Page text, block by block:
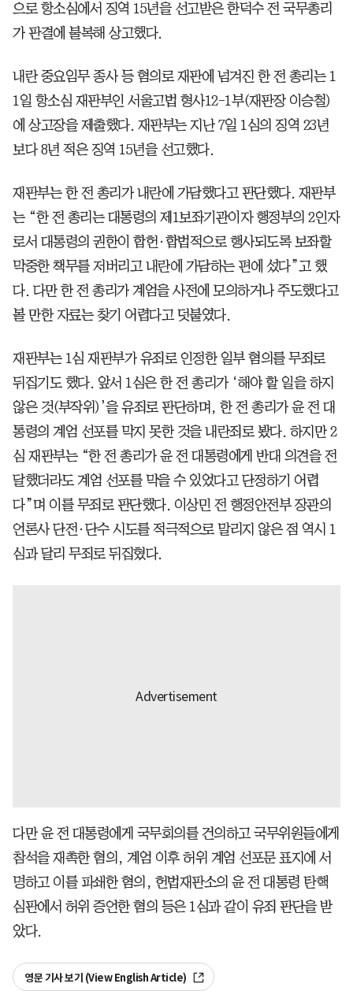
으로 항소심에서 징역 15년을 선고받은 한덕수 전 국무총리
가 판결에 불복해 상고했다.
내란 중요임무 종사 등 혐의로 재판에 넘겨진 한 전 총리는 1
1일 항소심 재판부인 서울고법 형사12-1부(재판장 이승철)
에 상고장을 제출했다. 재판부는 지난 7일 1심의 징역 23년
보다 8년 적은 징역 15년을 선고했다.
재판부는 한 전 총리가 내란에 가담했다고 판단했다. 재판부
는 “한 전 총리는 대통령의 제1보좌기관이자 행정부의 2인자
로서 대통령의 권한이 합헌·합법적으로 행사되도록 보좌할
막중한 책무를 저버리고 내란에 가담하는 편에 섰다”고 했
다. 다만 한 전 총리가 계엄을 사전에 모의하거나 주도했다고
볼 만한 자료는 찾기 어렵다고 덧붙였다.
재판부는 1심 재판부가 유죄로 인정한 일부 혐의를 무죄로
뒤집기도 했다. 앞서 1심은 한 전 총리가 ‘해야 할 일을 하지
않은 것(부작위)’을 유죄로 판단하며, 한 전 총리가 윤 전 대
통령의 계엄 선포를 막지 못한 것을 내란죄로 봤다. 하지만 2
심 재판부는 “한 전 총리가 윤 전 대통령에게 반대 의견을 전
달했더라도 계엄 선포를 막을 수 있었다고 단정하기 어렵
다”며 이를 무죄로 판단했다. 이상민 전 행정안전부 장관의
언론사 단전·단수 시도를 적극적으로 말리지 않은 점 역시 1
심과 달리 무죄로 뒤집혔다.
다만 윤 전 대통령에게 국무회의를 건의하고 국무위원들에게
참석을 재촉한 혐의, 계엄 이후 허위 계엄 선포문 표지에 서
명하고 이를 파쇄한 혐의, 헌법재판소의 윤 전 대통령 탄핵
심판에서 허위 증언한 혐의 등은 1심과 같이 유죄 판단을 받
았다.
영문 기사 보기 (View English Article)